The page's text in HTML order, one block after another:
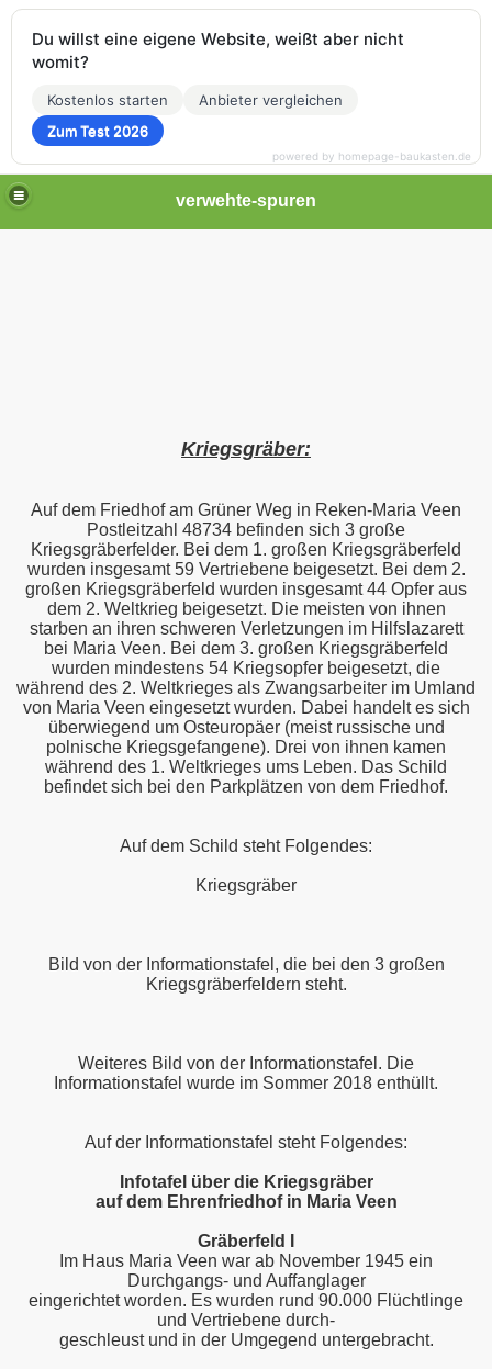
verwehte-spuren
Kriegsgräber:
Auf dem Friedhof am Grüner Weg in Reken-Maria Veen
Postleitzahl 48734 befinden sich 3 große
Kriegsgräberfelder. Bei dem 1. großen Kriegsgräberfeld
wurden insgesamt 59 Vertriebene beigesetzt. Bei dem 2.
großen Kriegsgräberfeld wurden insgesamt 44 Opfer aus
dem 2. Weltkrieg beigesetzt. Die meisten von ihnen
starben an ihren schweren Verletzungen im Hilfslazarett
bei Maria Veen. Bei dem 3. großen Kriegsgräberfeld
wurden mindestens 54 Kriegsopfer beigesetzt, die
während des 2. Weltkrieges als Zwangsarbeiter im Umland
von Maria Veen eingesetzt wurden. Dabei handelt es sich
überwiegend um Osteuropäer (meist russische und
polnische Kriegsgefangene). Drei von ihnen kamen
während des 1. Weltkrieges ums Leben. Das Schild
befindet sich bei den Parkplätzen von dem Friedhof.
Auf dem Schild steht Folgendes:
Kriegsgräber
Bild von der Informationstafel, die bei den 3 großen
Kriegsgräberfeldern steht.
Weiteres Bild von der Informationstafel. Die
Informationstafel wurde im Sommer 2018 enthüllt.
Auf der Informationstafel steht Folgendes:
Infotafel über die Kriegsgräber
auf dem Ehrenfriedhof in Maria Veen
Gräberfeld I
Im Haus Maria Veen war ab November 1945 ein
Durchgangs- und Auffanglager
eingerichtet worden. Es wurden rund 90.000 Flüchtlinge
und Vertriebene durch-
geschleust und in der Umgegend untergebracht.
Du willst eine eigene Website, weißt aber nicht
womit?
Kostenlos starten
Anbieter vergleichen
Zum Test 2026
powered by homepage-baukasten.de